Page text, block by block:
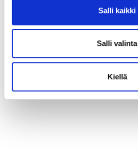
Salli kaikki
Salli valinta
Kiellä